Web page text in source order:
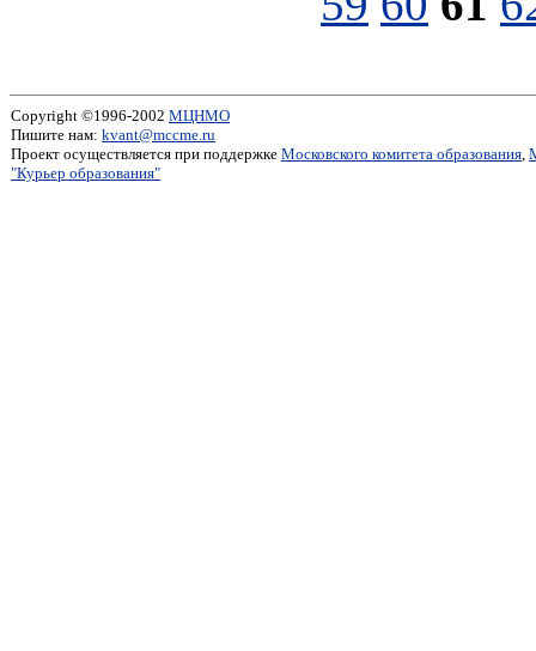
Copyright ©1996-2002 МЦНМО
Пишите нам: kvant@mccme.ru
Проект осуществляется при поддержке Московского комитета образования,
"Курьер образования"